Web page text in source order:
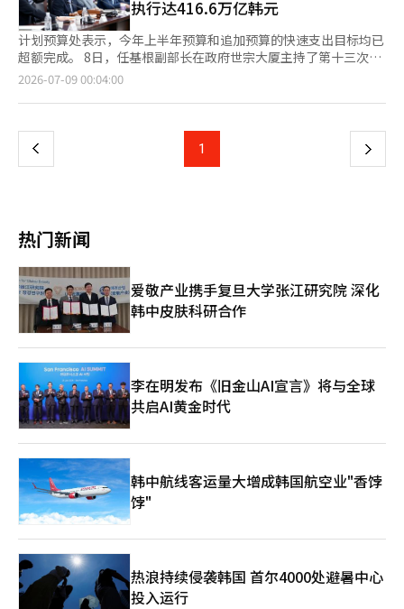
执行达416.6万亿韩元
计划预算处表示，今年上半年预算和追加预算的快速支出目标均已
超额完成。 8日，任基根副部长在政府世宗大厦主持了第十三次财
政支出检查会议，检查了今年上半年预算快速支出及追加预算的执
资）的快速支出情况为预算基准的416.6万亿韩元，支出率达
万亿韩元。重点管理项目的支出也达到了24.9万亿韩元（支出率
10.5万亿韩元中，已支出9.2万亿韩元，超出上半年目标（9万亿韩
元）2000亿韩元。高油价负担缓解项目支出5.1897万亿韩元（支
出率97.2%），民生稳定项目支出1.6706万亿韩元（67.8%），产
业损失最小化及供应链稳定项目支出2.3260万亿韩元（86.0%）。
自4月10日追加预算确定以来，81天内已支出整体管理目标的
87.4%。 任副部长表示：“今年上半年，尽管以半导体为中心的出
口形势良好，但由于中东战争导致的高油价持续、高物价压力和就
业放缓等因素，弱势群体面临的下行风险依然存在，因此财政的及
时投入显得尤为重要。” 他还强调：“下半年要超越单纯的资金
拨付，确保国民和企业能够切实感受到支出，务必对实际支出情况
进行全面管理。”※ 本报道经人工智能（AI）系统翻译与编辑。
2026-07-09 00:04:00
上
页
1 下
热门新闻
爱敬产业携手复旦大学张江研究院 深化
韩中皮肤科研合作
李在明发布《旧金山AI宣言》将与全球
共启AI黄金时代
韩中航线客运量大增成韩国航空业"香饽
饽"
热浪持续侵袭韩国 首尔4000处避暑中心
投入运行